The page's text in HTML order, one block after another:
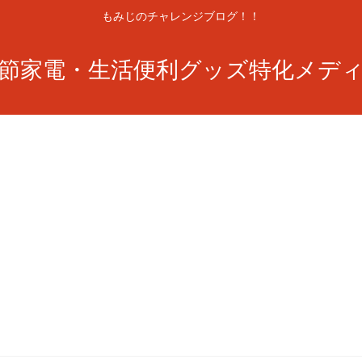
もみじのチャレンジブログ！！
家電・生活便利グッズ特化メデ